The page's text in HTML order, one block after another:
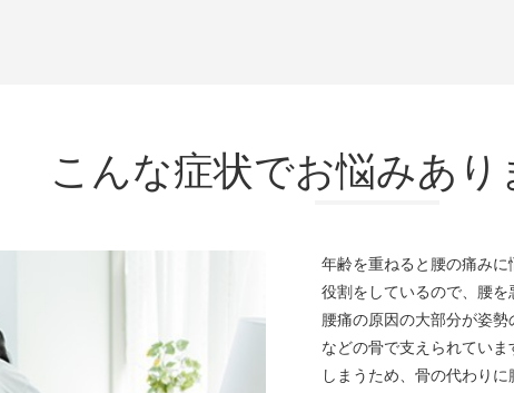
こんな症状でお悩みあり
年齢を重ねると腰の痛み
役割をしているので、腰を
腰痛の原因の大部分が姿
などの骨で支えられてい
しまうため、骨の代わり